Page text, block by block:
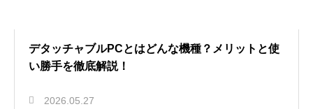
デタッチャブルPCとはどんな機種？メリットと使
い勝手を徹底解説！
2026.05.27